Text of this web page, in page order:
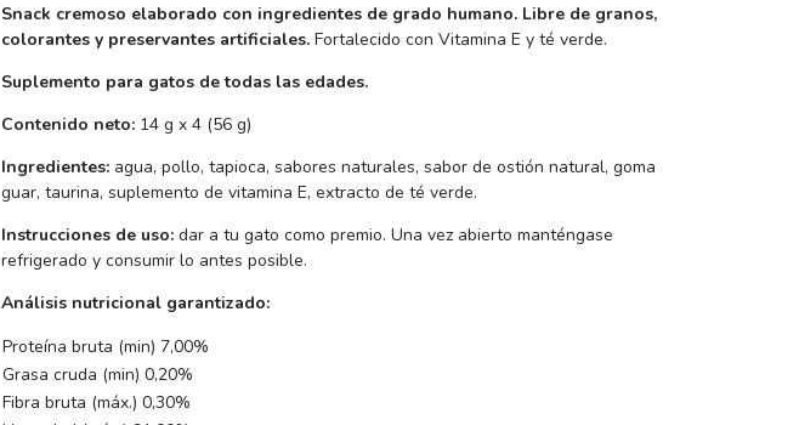
Snack cremoso elaborado con ingredientes de grado humano. Libre de granos,
colorantes y preservantes artificiales. Fortalecido con Vitamina E y té verde.
Suplemento para gatos de todas las edades.
Contenido neto: 14 g x 4 (56 g)
Ingredientes: agua, pollo, tapioca, sabores naturales, sabor de ostión natural, goma
guar, taurina, suplemento de vitamina E, extracto de té verde.
Instrucciones de uso: dar a tu gato como premio. Una vez abierto manténgase
refrigerado y consumir lo antes posible.
Análisis nutricional garantizado:
Proteína bruta (min) 7,00%
Grasa cruda (min) 0,20%
Fibra bruta (máx.) 0,30%